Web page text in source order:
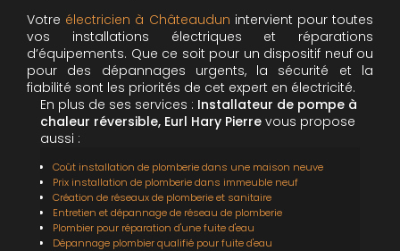
Votre électricien à Châteaudun intervient pour toutes
vos installations électriques et réparations
d’équipements. Que ce soit pour un dispositif neuf ou
pour des dépannages urgents, la sécurité et la
fiabilité sont les priorités de cet expert en électricité.
En plus de ses services : Installateur de pompe à
chaleur réversible, Eurl Hary Pierre vous propose
aussi :
Coût installation de plomberie dans une maison neuve
Prix installation de plomberie dans immeuble neuf
Création de réseaux de plomberie et sanitaire
Entretien et dépannage de réseau de plomberie
Plombier pour réparation d'une fuite d'eau
Dépannage plombier qualifié pour fuite d'eau